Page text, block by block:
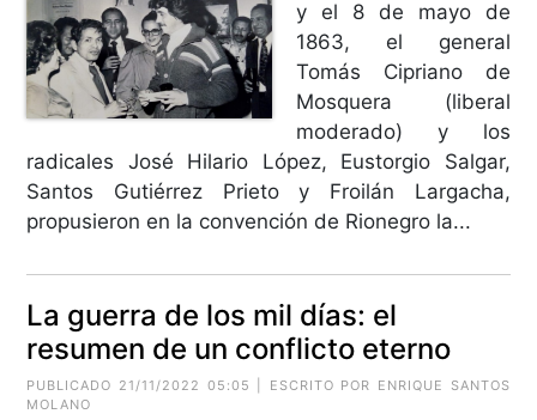
y el 8 de mayo de
1863, el general
Tomás Cipriano de
Mosquera (liberal
moderado) y los
radicales José Hilario López, Eustorgio Salgar,
Santos Gutiérrez Prieto y Froilán Largacha,
propusieron en la convención de Rionegro la...
La guerra de los mil días: el
resumen de un conflicto eterno
PUBLICADO 21/11/2022 05:05 | ESCRITO POR ENRIQUE SANTOS
MOLANO